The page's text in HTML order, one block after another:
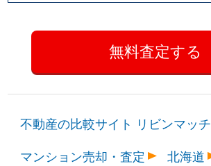
不動産の比較サイト リビンマッチ
マンション売却・査定
北海道